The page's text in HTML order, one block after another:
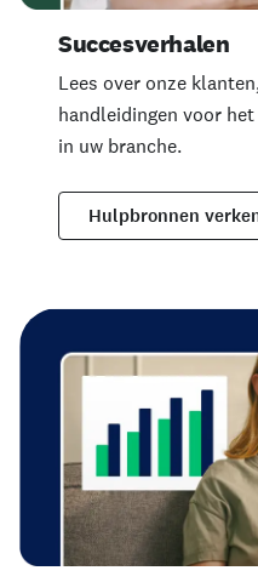
Succesverhalen
Lees over onze
handleidingen voor
in uw branche.
Hulpbronnen